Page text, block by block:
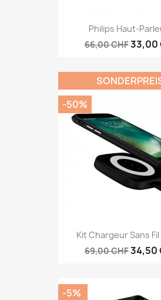
Philips Haut-
66,00 CHF33,00
Kit Chargeur Sans Fil
69,00 CHF34,50
-50%
-5%